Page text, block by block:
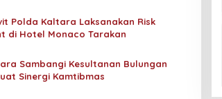
Polda Kaltara Laksanakan Risk
di Hotel Monaco Tarakan
Sambangi Kesultanan Bulungan
Sinergi Kamtibmas
An-Nur Racing Team Hadirkan
Nunukan Drag Race